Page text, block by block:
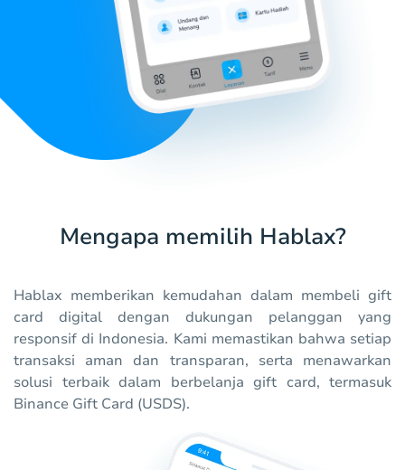
Mengapa memilih Hablax?
Hablax memberikan kemudahan dalam membeli gift
card digital dengan dukungan pelanggan yang
responsif di Indonesia. Kami memastikan bahwa setiap
transaksi aman dan transparan, serta menawarkan
solusi terbaik dalam berbelanja gift card, termasuk
Binance Gift Card (USDS).